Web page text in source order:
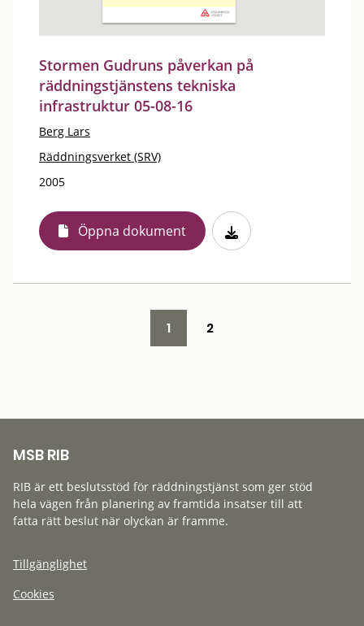
Stormen Gudruns påverkan på
räddningstjänstens tekniska
infrastruktur 05-08-16
Berg Lars
Räddningsverket (SRV)
2005
Öppna dokument
1 2
MSB RIB
RIB är ett beslutsstöd för räddningstjänst som ger stöd
hela vägen från planering av framtida insatser till att
fatta rätt beslut när olyckan är framme.
Tillgänglighet
Cookies